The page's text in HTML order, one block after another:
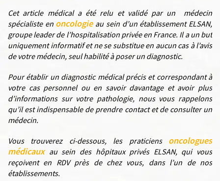
Cet article médical a été relu et validé par un médecin
spécialiste en oncologieau sein d’un établissement ELSAN,
groupe leader de l’hospitalisation privée en France. Il a un but
uniquement informatif et ne se substitue en aucun cas à l’avis
de votre médecin, seul habilité à poser un diagnostic.
Pour établir un diagnostic médical précis et correspondant à
votre cas personnel ou en savoir davantage et avoir plus
d’informations sur votre pathologie, nous vous rappelons
qu’il est indispensable de prendre contact et de consulter un
médecin.
Vous trouverez ci-dessous, les praticiens oncologues
médicauxau sein des hôpitaux privés ELSAN, qui vous
reçoivent en RDV près de chez vous, dans l’un de nos
établissements.